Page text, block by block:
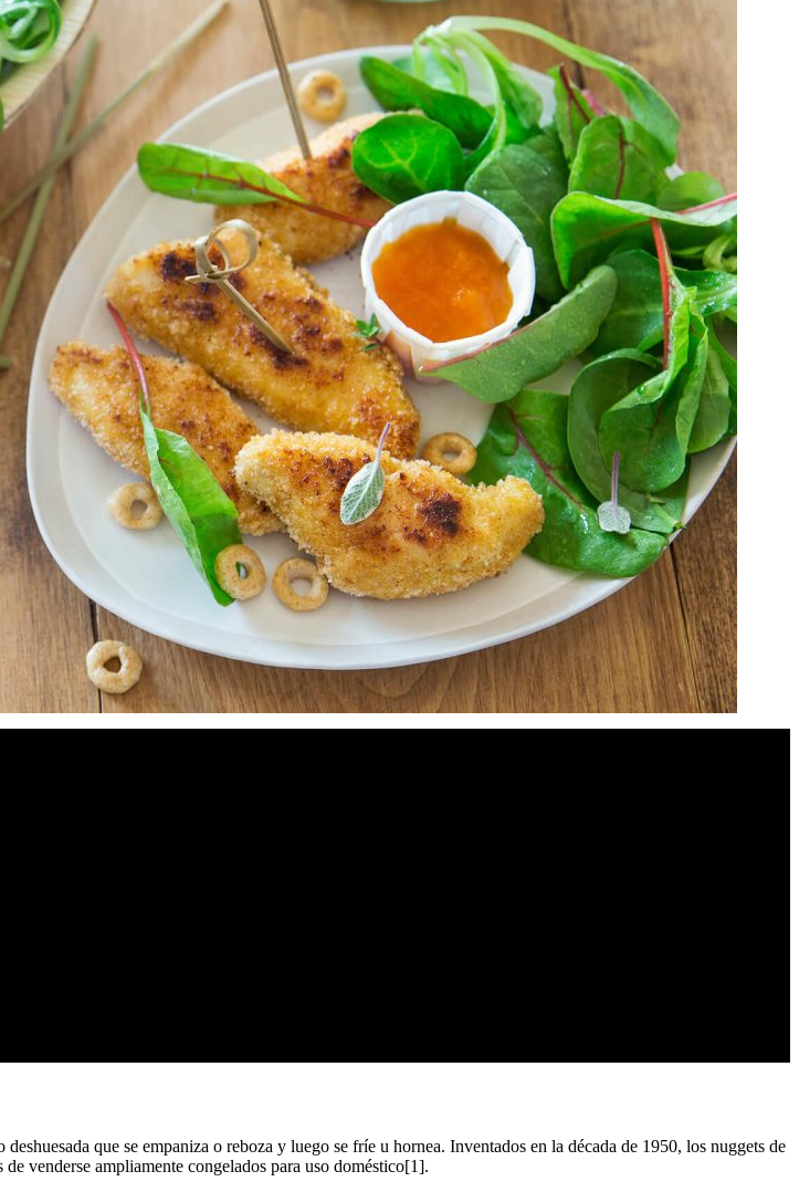
que se empaniza o reboza y luego se fríe u hornea. Inventados en la década de 1950, los nuggets de
venderse ampliamente congelados para uso doméstico[1].